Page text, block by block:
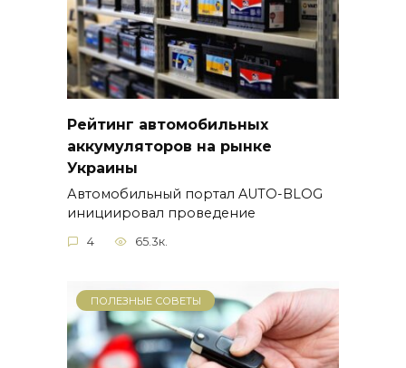
Рейтинг автомобильных
аккумуляторов на рынке
Украины
Автомобильный портал AUTO-BLOG
инициировал проведение
4 65.3к.
ПОЛЕЗНЫЕ СОВЕТЫ